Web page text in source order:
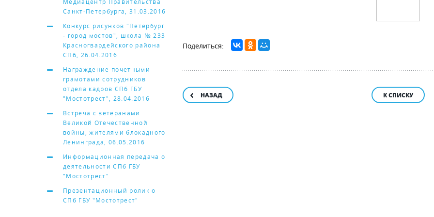
Санкт-Петербурга, 31.03.2016
Конкурс рисунков "Петербург
- город мостов", школа № 233
Красногвардейского района
СПб, 26.04.2016
Награждение почетными
грамотами сотрудников
отдела кадров СПб ГБУ
"Мостотрест", 28.04.2016
Встреча с ветеранами
Великой Отечественной
войны, жителями блокадного
Ленинграда, 06.05.2016
Информационная передача о
деятельности СПб ГБУ
"Мостотрест"
Презентационный ролик о
СПб ГБУ "Мостотрест"
НАЗАД К СПИСКУ